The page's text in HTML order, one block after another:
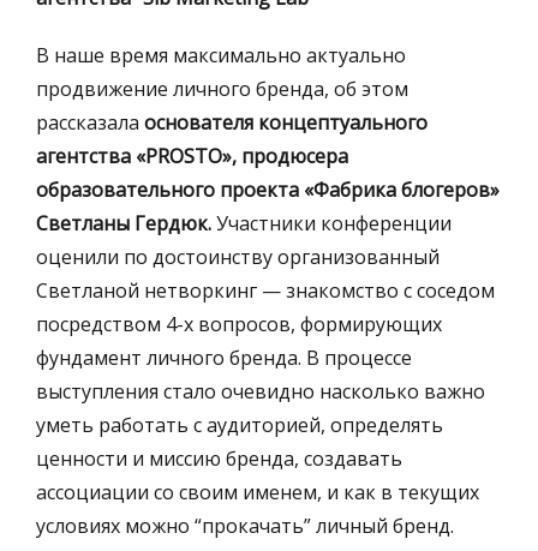
В наше время максимально актуально
продвижение личного бренда, об этом
рассказала основателя концептуального
агентства «PROSTO», продюсера
образовательного проекта «Фабрика блогеров»
Светланы Гердюк.Участники конференции
оценили по достоинству организованный
Светланой нетворкинг — знакомство с соседом
посредством 4-х вопросов, формирующих
фундамент личного бренда. В процессе
выступления стало очевидно насколько важно
уметь работать с аудиторией, определять
ценности и миссию бренда, создавать
ассоциации со своим именем, и как в текущих
условиях можно “прокачать” личный бренд.